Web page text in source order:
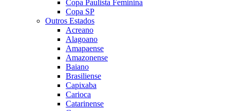
Copa Paulista Feminina
Copa SP
Outros Estados
Acreano
Alagoano
Amapaense
Amazonense
Baiano
Brasiliense
Capixaba
Carioca
Catarinense